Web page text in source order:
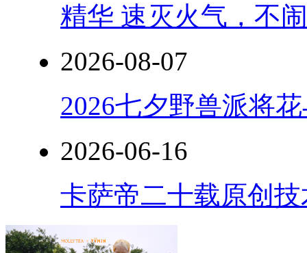
精华 速灭火气，不
2026-08-07
2026七夕野兽派将
2026-06-16
卡萨帝二十载原创